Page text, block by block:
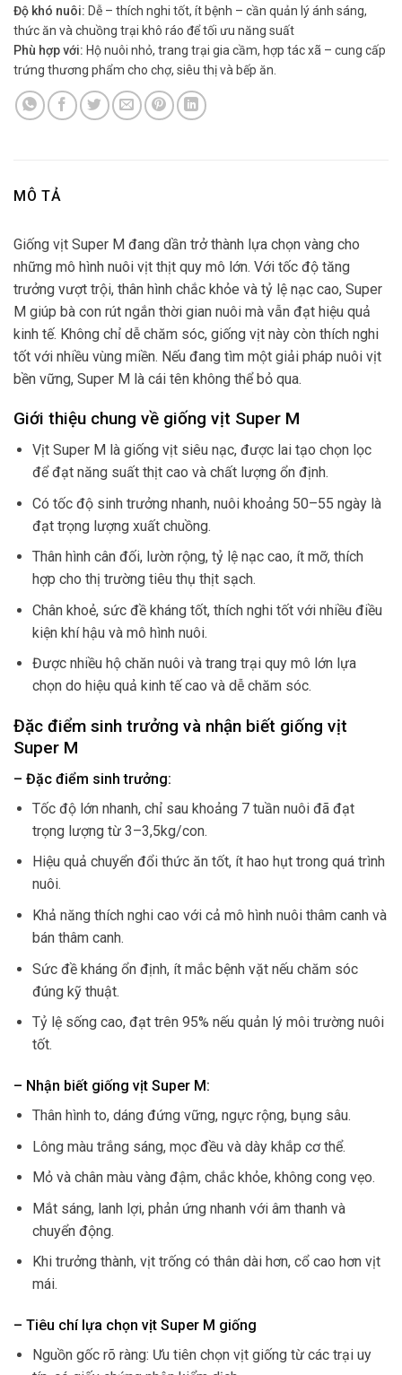
Độ khó nuôi: Dễ – thích nghi tốt, ít bệnh – cần quản lý ánh sáng,
thức ăn và chuồng trại khô ráo để tối ưu năng suất
Phù hợp với: Hộ nuôi nhỏ, trang trại gia cầm, hợp tác xã – cung cấp
trứng thương phẩm cho chợ, siêu thị và bếp ăn.
MÔ TẢ
Giống vịt Super M đang dần trở thành lựa chọn vàng cho
những mô hình nuôi vịt thịt quy mô lớn. Với tốc độ tăng
trưởng vượt trội, thân hình chắc khỏe và tỷ lệ nạc cao, Super
M giúp bà con rút ngắn thời gian nuôi mà vẫn đạt hiệu quả
kinh tế. Không chỉ dễ chăm sóc, giống vịt này còn thích nghi
tốt với nhiều vùng miền. Nếu đang tìm một giải pháp nuôi vịt
bền vững, Super M là cái tên không thể bỏ qua.
Giới thiệu chung về giống vịt Super M
Vịt Super M là giống vịt siêu nạc, được lai tạo chọn lọc
để đạt năng suất thịt cao và chất lượng ổn định.
Có tốc độ sinh trưởng nhanh, nuôi khoảng 50–55 ngày là
đạt trọng lượng xuất chuồng.
Thân hình cân đối, lườn rộng, tỷ lệ nạc cao, ít mỡ, thích
hợp cho thị trường tiêu thụ thịt sạch.
Chân khoẻ, sức đề kháng tốt, thích nghi tốt với nhiều điều
kiện khí hậu và mô hình nuôi.
Được nhiều hộ chăn nuôi và trang trại quy mô lớn lựa
chọn do hiệu quả kinh tế cao và dễ chăm sóc.
Đặc điểm sinh trưởng và nhận biết giống vịt
Super M
– Đặc điểm sinh trưởng:
Tốc độ lớn nhanh, chỉ sau khoảng 7 tuần nuôi đã đạt
trọng lượng từ 3–3,5kg/con.
Hiệu quả chuyển đổi thức ăn tốt, ít hao hụt trong quá trình
nuôi.
Khả năng thích nghi cao với cả mô hình nuôi thâm canh và
bán thâm canh.
Sức đề kháng ổn định, ít mắc bệnh vặt nếu chăm sóc
đúng kỹ thuật.
Tỷ lệ sống cao, đạt trên 95% nếu quản lý môi trường nuôi
tốt.
– Nhận biết giống vịt Super M:
Thân hình to, dáng đứng vững, ngực rộng, bụng sâu.
Lông màu trắng sáng, mọc đều và dày khắp cơ thể.
Mỏ và chân màu vàng đậm, chắc khỏe, không cong vẹo.
Mắt sáng, lanh lợi, phản ứng nhanh với âm thanh và
chuyển động.
Khi trưởng thành, vịt trống có thân dài hơn, cổ cao hơn vịt
mái.
– Tiêu chí lựa chọn vịt Super M giống
Nguồn gốc rõ ràng: Ưu tiên chọn vịt giống từ các trại uy